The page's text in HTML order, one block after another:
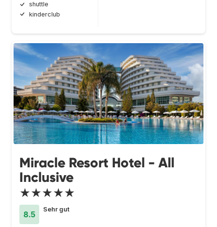
shuttle
kinderclub
Miracle Resort Hotel - All
Inclusive
★★★★★
8.5
Sehr gut